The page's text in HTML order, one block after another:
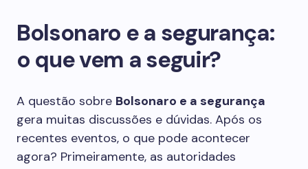
Bolsonaro e a segurança:
o que vem a seguir?
A questão sobre Bolsonaro e a segurança
gera muitas discussões e dúvidas. Após os
recentes eventos, o que pode acontecer
agora? Primeiramente, as autoridades